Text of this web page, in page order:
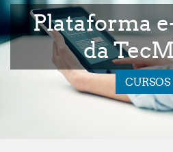
Plataforma
da
CURSOS